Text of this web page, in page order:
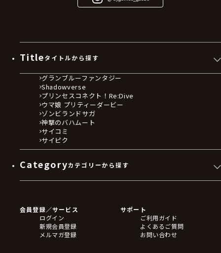
Titleタイトルから探す
グランブルーファンタジー
Shadowverse
プリンセスコネクト！Re:Dive
ウマ娘 プリティーダービー
ゾンビランドサガ
神撃のバハムート
サイコミ
サイピク
Categoryカテゴリーから探す
フィギュア
アクリルスタンド
バッジ
キーホルダー・ストラップ
会員登録／サービス
ログイン
新規会員登録
メルマガ登録
サポート
ご利用ガイド
よくあるご質問
お問い合わせ